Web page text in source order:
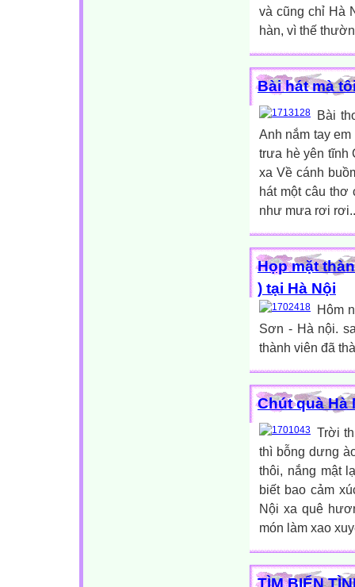
và cũng chỉ Hà
hàn, vì thế
Bài hát mà
Bài
Anh nắm tay
trưa hè yên tĩnh
xa Về cánh
hát một câu thơ
như mưa rơi
Họp mặt
) tại Hà Nội
Hôm
Sơn - Hà nội.
thành viên đã
Chút quà Hà
Trời
thì bỗng dưng
thôi, nắng mật
biết bao cảm
Nội xa quê
món làm xao
TÌM BIỂN